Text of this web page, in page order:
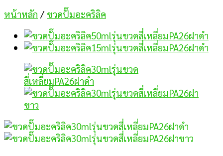
หน้าหลัก / ขวดปั๊มอะคริลิค